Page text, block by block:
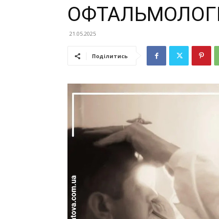
21.05.2025
Поділитись